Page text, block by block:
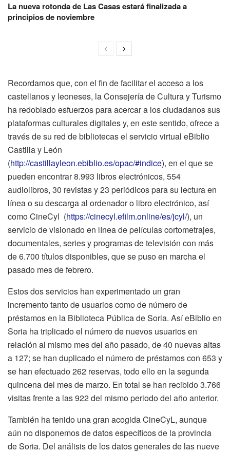
La nueva rotonda de Las Casas estará finalizada a
principios de noviembre
Recordamos que, con el fin de facilitar el acceso a los
castellanos y leoneses, la Consejería de Cultura y Turismo
ha redoblado esfuerzos para acercar a los ciudadanos sus
plataformas culturales digitales y, en este sentido, ofrece a
través de su red de bibliotecas el servicio virtual eBiblio
Castilla y León
(http://castillayleon.ebiblio.es/opac/#indice), en el que se
pueden encontrar 8.993 libros electrónicos, 554
audiolibros, 30 revistas y 23 periódicos para su lectura en
línea o su descarga al ordenador o libro electrónico, así
como CineCyl (https://cinecyl.efilm.online/es/jcyl/), un
servicio de visionado en línea de películas cortometrajes,
documentales, series y programas de televisión con más
de 6.700 títulos disponibles, que se puso en marcha el
pasado mes de febrero.
Estos dos servicios han experimentado un gran
incremento tanto de usuarios como de número de
préstamos en la Biblioteca Pública de Soria. Así eBiblio en
Soria ha triplicado el número de nuevos usuarios en
relación al mismo mes del año pasado, de 40 nuevas altas
a 127; se han duplicado el número de préstamos con 653 y
se han efectuado 262 reservas, todo ello en la segunda
quincena del mes de marzo. En total se han recibido 3.766
visitas frente a las 922 del mismo periodo del año anterior.
También ha tenido una gran acogida CineCyL, aunque
aún no disponemos de datos específicos de la provincia
de Soria. Del análisis de los datos generales de las nueve